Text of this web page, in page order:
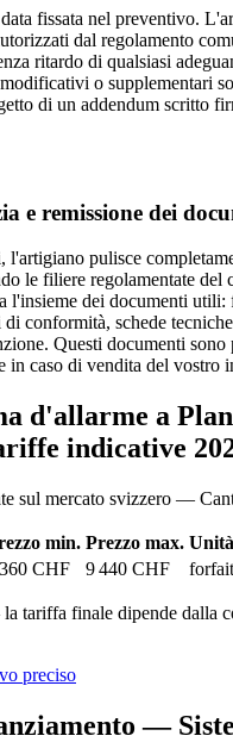
fissata nel preventivo.
dal regolamento
ritardo di qualsiasi
o supplementari
di un addendum scritto
e remissione dei
pulisce
le filiere regolamentate del
l'insieme dei documenti utili:
conformità, schede
Questi documenti sono
in caso di vendita del vostro
d'allarme a
indicative
sul mercato svizzero —
min. Prezzo max. Unità
CHF 9 440 CHF forfait
tariffa finale dipende dalla
preciso
—